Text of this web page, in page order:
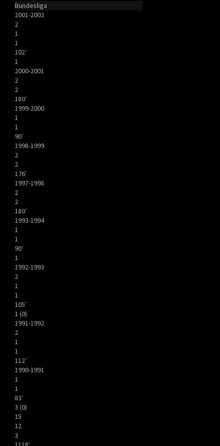
Bundesliga
2001-2002
2
1
1
102′
1
2000-2001
2
2
180′
1999-2000
1
1
90′
1998-1999
2
2
176′
1997-1998
2
2
180′
1993-1994
1
1
90′
1
1992-1993
2
1
1
105′
1 (0)
1991-1992
2
1
1
112′
1990-1991
1
1
83′
3 (0)
15
12
3